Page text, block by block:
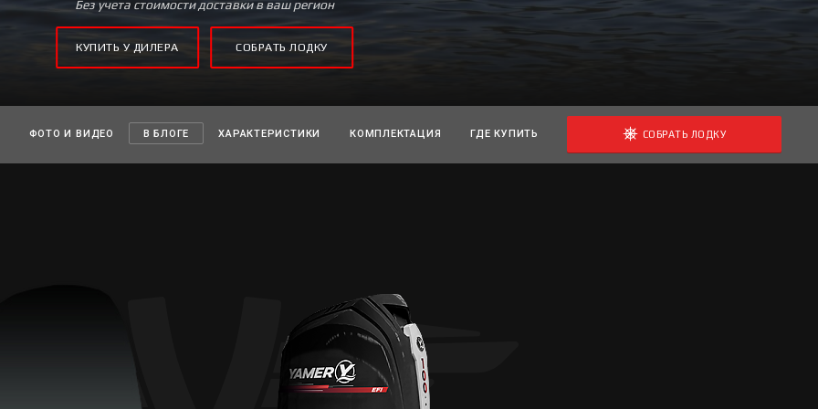
Без учета стоимости доставки в ваш регион
КУПИТЬ У ДИЛЕРА СОБРАТЬ ЛОДКУ
ФОТО И ВИДЕО В БЛОГЕ ХАРАКТЕРИСТИКИ КОМПЛЕКТАЦИЯ ГДЕ КУПИТЬ СОБРАТЬ ЛОДКУ